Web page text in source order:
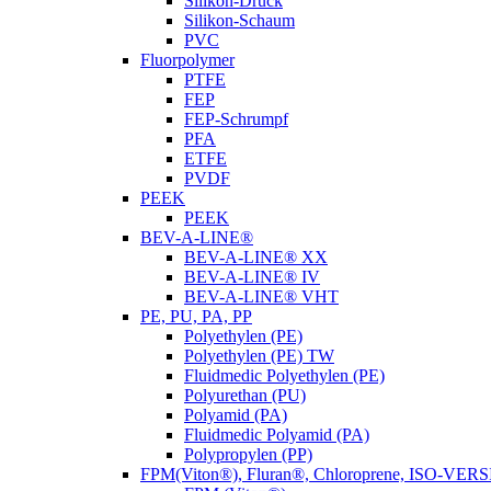
Silikon-Schaum
PVC
Fluorpolymer
PTFE
FEP
FEP-Schrumpf
PFA
ETFE
PVDF
PEEK
PEEK
BEV-A-LINE®
BEV-A-LINE® XX
BEV-A-LINE® IV
BEV-A-LINE® VHT
PE, PU, PA, PP
Polyethylen (PE)
Polyethylen (PE) TW
Fluidmedic Polyethylen (PE)
Polyurethan (PU)
Polyamid (PA)
Fluidmedic Polyamid (PA)
Polypropylen (PP)
FPM(Viton®), Fluran®, Chloroprene, ISO-